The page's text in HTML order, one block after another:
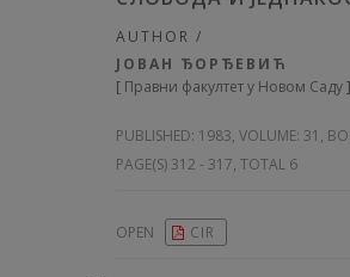
AUTHOR /
ЈОВАН ЂОРЂЕВИЋ
[ Правни факултет у Новом Саду]
PUBLISHED: 1983, VOLUME: 31 ,
PAGE(S) 312 - 317, TOTAL 6
OPEN CIR